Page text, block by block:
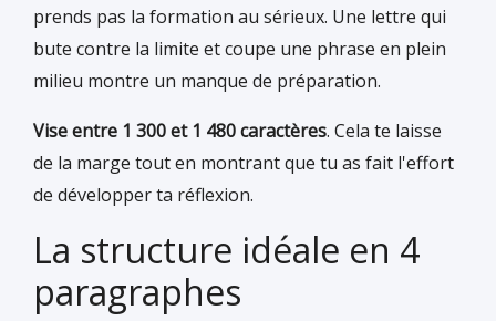
prends pas la formation au sérieux. Une lettre qui
bute contre la limite et coupe une phrase en plein
milieu montre un manque de préparation.
Vise entre 1 300 et 1 480 caractères. Cela te laisse
de la marge tout en montrant que tu as fait l'effort
de développer ta réflexion.
La structure idéale en 4
paragraphes